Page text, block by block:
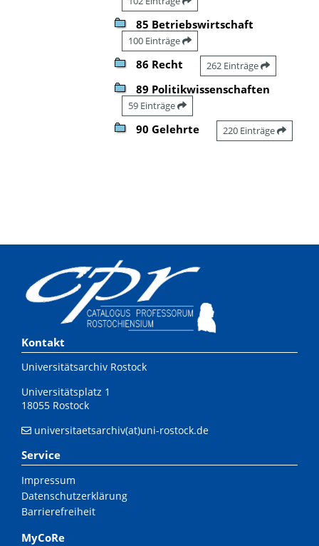
85 Betriebswirtschaft
100 Einträge
86 Recht 262 Einträge
89 Politikwissenschaften
59 Einträge
90 Gelehrte 220 Einträge
Kontakt
Universitätsarchiv Rostock
Universitätsplatz 1
18055 Rostock
universitaetsarchiv(at)uni-rostock.de
Service
Impressum
Datenschutzerklärung
Barrierefreiheit
MyCoRe